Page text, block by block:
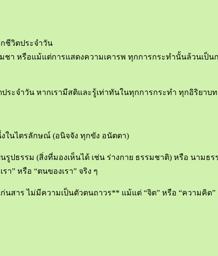
กชีวิตประจำวัน
า หรือแม้แต่การแสดงความเคารพ ทุกการกระทำนั้นล้วนเป็น
ะจำวัน หากเรามีสติและรู้เท่าทันในทุกการกระทำ ทุกอิริยาบท
ในไตรลักษณ์ (อนิจจัง ทุกขัง อนัตตา)
รูปธรรม (สิ่งที่มองเห็นได้ เช่น ร่างกาย ธรรมชาติ) หรือ นาม
า” หรือ “ตนของเรา” จริง ๆ
สาร ไม่มีความเป็นตัวตนถาวร** แม้แต่ “จิต” หรือ “ความคิด